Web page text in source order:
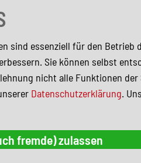
sind essenziell für den Betrieb
Sie können selbst
nicht alle Funktionen
Datenschutzerklärung.